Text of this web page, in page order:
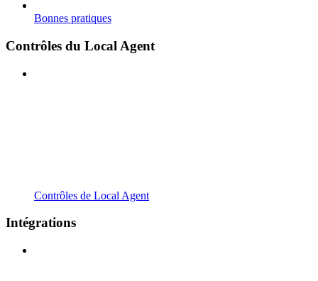
Bonnes pratiques
Contrôles du Local Agent
Contrôles de Local Agent
Intégrations